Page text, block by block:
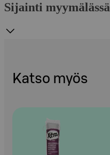
Sijainti myymälässä
Katso myös